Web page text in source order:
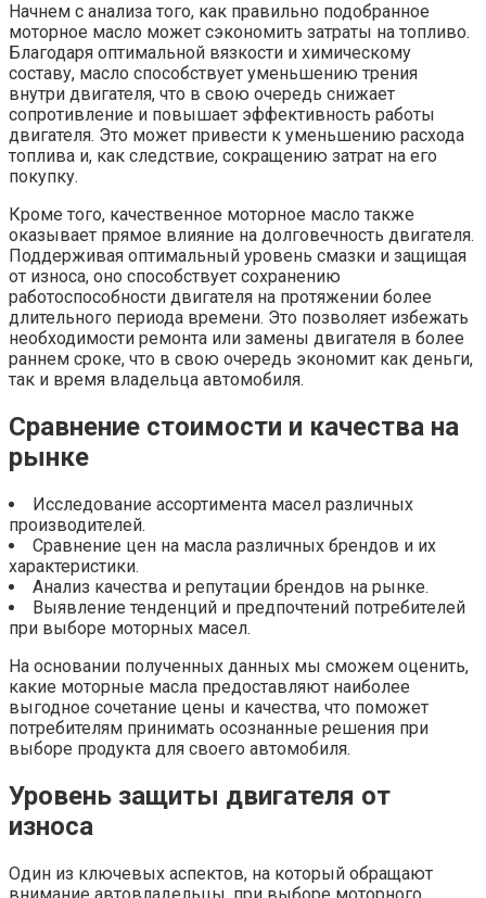
Начнем с анализа того, как правильно подобранное
моторное масло может сэкономить затраты на топливо.
Благодаря оптимальной вязкости и химическому
составу, масло способствует уменьшению трения
внутри двигателя, что в свою очередь снижает
сопротивление и повышает эффективность работы
двигателя. Это может привести к уменьшению расхода
топлива и, как следствие, сокращению затрат на его
покупку.
Кроме того, качественное моторное масло также
оказывает прямое влияние на долговечность двигателя.
Поддерживая оптимальный уровень смазки и защищая
от износа, оно способствует сохранению
работоспособности двигателя на протяжении более
длительного периода времени. Это позволяет избежать
необходимости ремонта или замены двигателя в более
раннем сроке, что в свою очередь экономит как деньги,
так и время владельца автомобиля.
Сравнение стоимости и качества на
рынке
Исследование ассортимента масел различных
производителей.
Сравнение цен на масла различных брендов и их
характеристики.
Анализ качества и репутации брендов на рынке.
Выявление тенденций и предпочтений потребителей
при выборе моторных масел.
На основании полученных данных мы сможем оценить,
какие моторные масла предоставляют наиболее
выгодное сочетание цены и качества, что поможет
потребителям принимать осознанные решения при
выборе продукта для своего автомобиля.
Уровень защиты двигателя от
износа
Один из ключевых аспектов, на который обращают